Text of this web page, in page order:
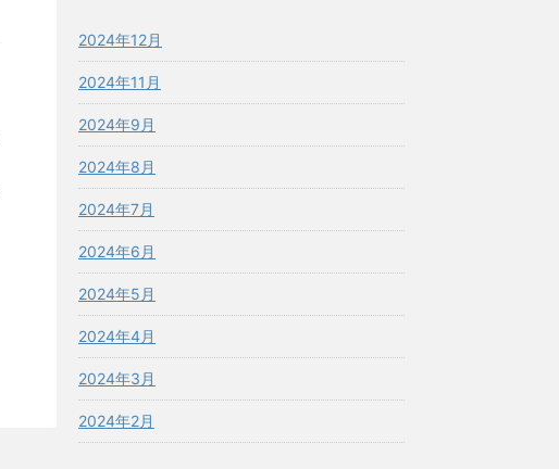
2024年12月
2024年11月
2024年9月
2024年8月
2024年7月
2024年6月
2024年5月
2024年4月
2024年3月
2024年2月